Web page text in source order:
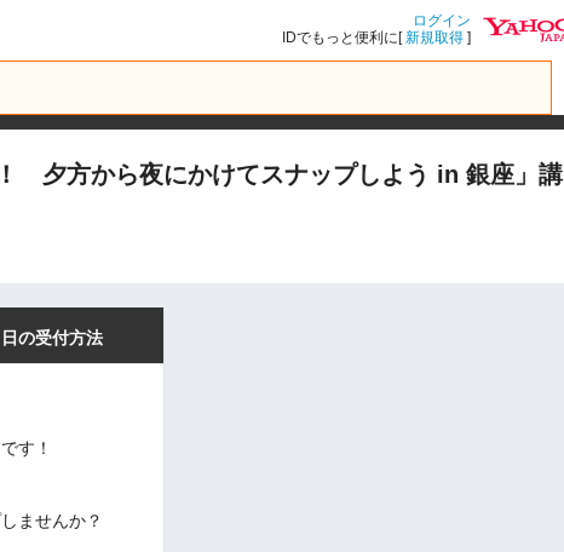
ログイン
IDでもっと便利に[新規取得 ]
夕方から夜にかけてスナップしよう in 銀座」講
の受付方法
す！
ませんか？